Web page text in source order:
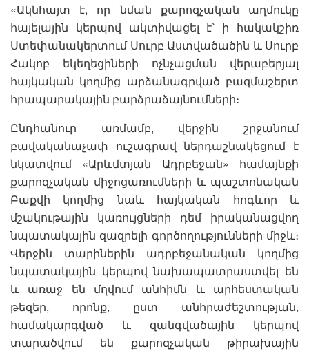
«Ակնհայտ է, որ նման քարոզչական աղմուկը
հայելային կերպով ակտիվացել է՝ ի հակակշիռ
Ստեփանակերտում Սուրբ Աստվածածին և Սուրբ
Հակոբ եկեղեցիների ոչնչացման վերաբերյալ
հայկական կողմից արձանագրված բազմաշերտ
հրապարակային բարձրաձայնումների։
Ընդհանուր առմամբ, վերջին շրջանում
բավականաչափ ուշագրավ ներդաշնակեցում է
նկատվում «Արևմտյան Ադրբեջան» համայնքի
քարոզչական միջոցառումների և պաշտոնական
Բաքվի կողմից նաև հայկական հոգևոր և
մշակութային կառույցների դեմ իրականացվող
նպատակային զազրելի գործողությունների միջև։
Վերջին տարիներին ադրբեջանական կողմից
նպատակային կերպով նախապատրաստվել են
և առաջ են մղվում անհիմն և արհեստական
թեզեր, որոնք, ըստ անհրաժեշտության,
համակարգված և զանգվածային կերպով
տարածվում են քարոզչական թիրախային